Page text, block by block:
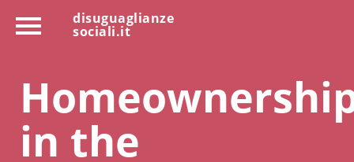
disuguaglianze
sociali.it
in the